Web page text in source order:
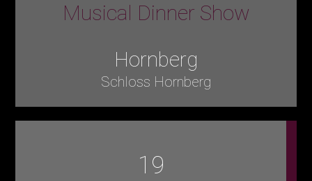
Musical Dinner Show
Hornberg
Schloss Hornberg
19